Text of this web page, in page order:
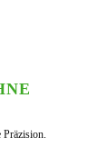
Präzision.